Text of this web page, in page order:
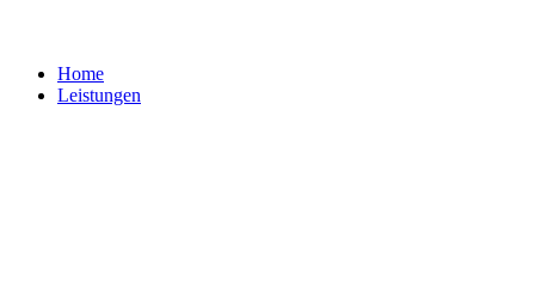
Home
Leistungen